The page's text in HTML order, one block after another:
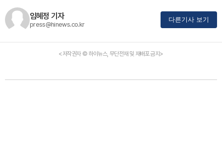
임혜정 기자
press@hinews.co.kr
다른기사 보기
<저작권자 © 하이뉴스, 무단전재 및 재배포 금지>